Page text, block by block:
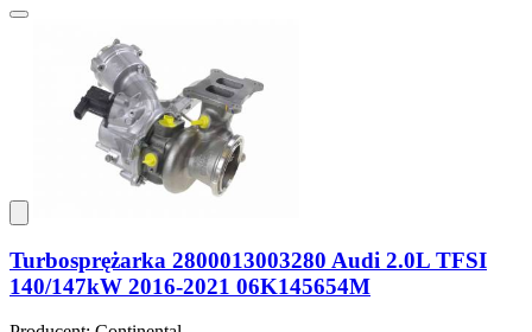
Turbosprężarka 2800013003280 Audi 2.0L TFSI
140/147kW 2016-2021 06K145654M